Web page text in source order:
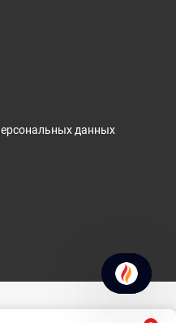
данных